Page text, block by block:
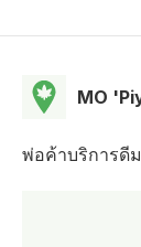
MO
พ่อค้าบริการดี